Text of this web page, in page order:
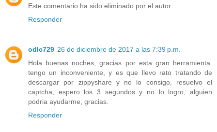
Este comentario ha sido eliminado por el autor.
Responder
odlc729 26 de diciembre de 2017 a las 7:39 p.m.
Hola buenas noches, gracias por esta gran herramienta.
tengo un inconveniente, y es que llevo rato tratando de
descargar por zippyshare y no lo consigo, resuelvo el
captcha, espero los 3 segundos y no lo logro, alguien
podria ayudarme, gracias.
Responder